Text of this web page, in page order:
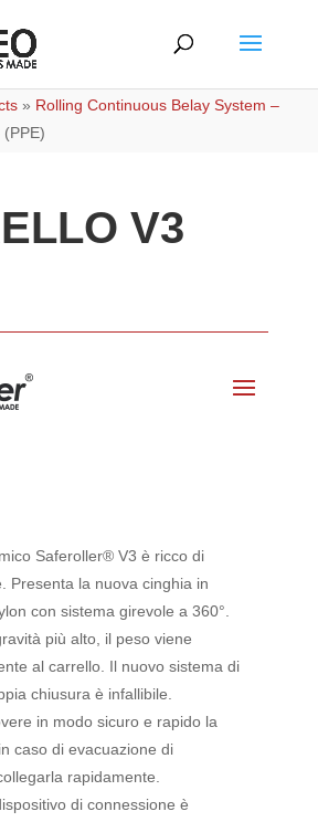
» Rolling Continuous Belay System –
V3
Saferoller® V3 è ricco di
Presenta la nuova cinghia in
con sistema girevole a 360°.
più alto, il peso viene
al carrello. Il nuovo sistema di
chiusura è infallibile.
in modo sicuro e rapido la
caso di evacuazione di
rapidamente.
di connessione è